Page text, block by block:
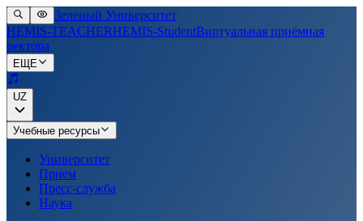
Зеленый Университет
HEMIS-TEACHERHEMIS-StudentВиртуальная приёмная
ректора
ЕЩЕ
UZ
Учебные ресурсы
Университет
Прием
Пресс-служба
Наука